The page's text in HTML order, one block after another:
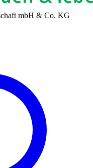
mbH & Co. KG